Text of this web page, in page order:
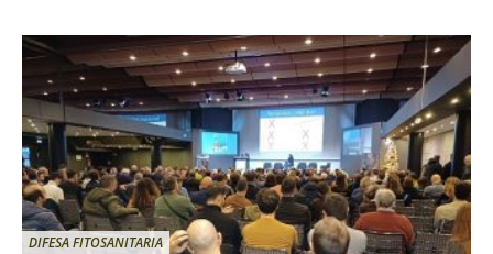
DIFESA FITOSANITARIA